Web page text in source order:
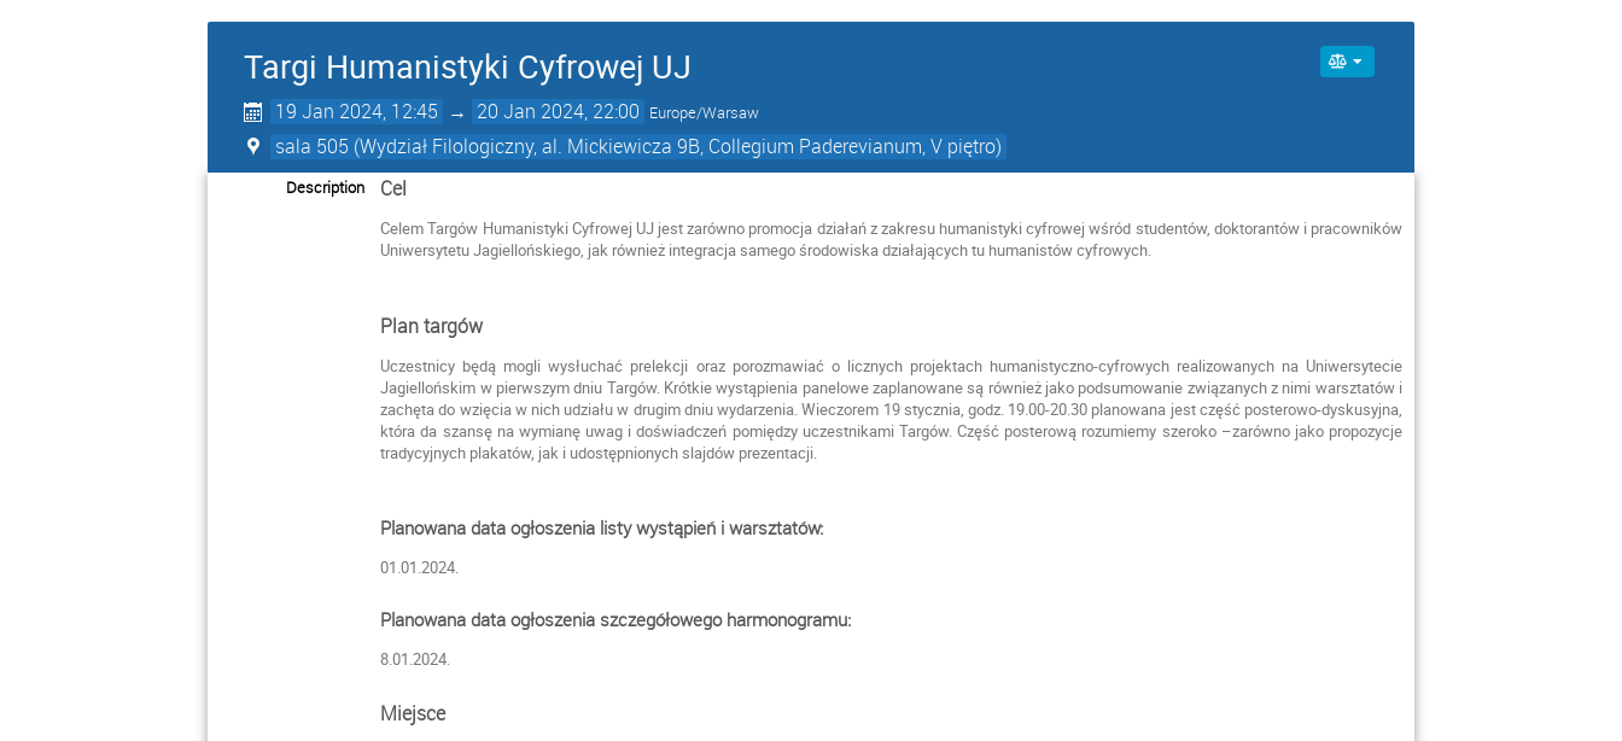
Targi Humanistyki Cyfrowej UJ
19 Jan 2024, 12:45 → 20 Jan 2024, 22:00 Europe/Warsaw
sala 505 (Wydział Filologiczny, al. Mickiewicza 9B, Collegium Paderevianum, V piętro)
Description Cel
Celem Targów Humanistyki Cyfrowej UJ jest zarówno promocja działań z zakresu humanistyki cyfrowej wśród studentów, doktorantów i pracowników
Uniwersytetu Jagiellońskiego, jak również integracja samego środowiska działających tu humanistów cyfrowych.
Plan targów
Uczestnicy będą mogli wysłuchać prelekcji oraz porozmawiać o licznych projektach humanistyczno-cyfrowych realizowanych na Uniwersytecie
Jagiellońskim w pierwszym dniu Targów. Krótkie wystąpienia panelowe zaplanowane są również jako podsumowanie związanych z nimi warsztatów i
zachęta do wzięcia w nich udziału w drugim dniu wydarzenia. Wieczorem 19 stycznia, godz. 19.00-20.30 planowana jest część posterowo-dyskusyjna,
która da szansę na wymianę uwag i doświadczeń pomiędzy uczestnikami Targów. Część posterową rozumiemy szeroko –zarówno jako propozycje
tradycyjnych plakatów, jak i udostępnionych slajdów prezentacji.
Planowana data ogłoszenia listy wystąpień i warsztatów:
01.01.2024.
Planowana data ogłoszenia szczegółowego harmonogramu:
8.01.2024.
Miejsce